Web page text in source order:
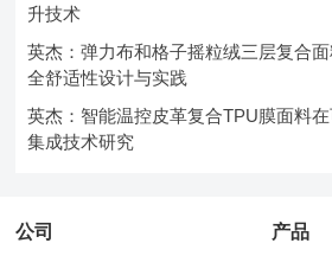
升技术
英杰：弹力布和格子摇粒绒三层复合
全舒适性设计与实践
英杰：智能温控皮革复合TPU膜面料
集成技术研究
公司 产品